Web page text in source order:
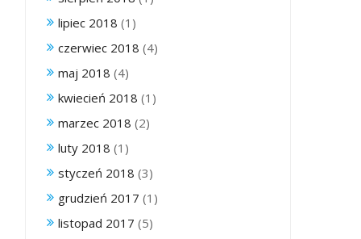
lipiec 2018 (1)
czerwiec 2018 (4)
maj 2018 (4)
kwiecień 2018 (1)
marzec 2018 (2)
luty 2018 (1)
styczeń 2018 (3)
grudzień 2017 (1)
listopad 2017 (5)